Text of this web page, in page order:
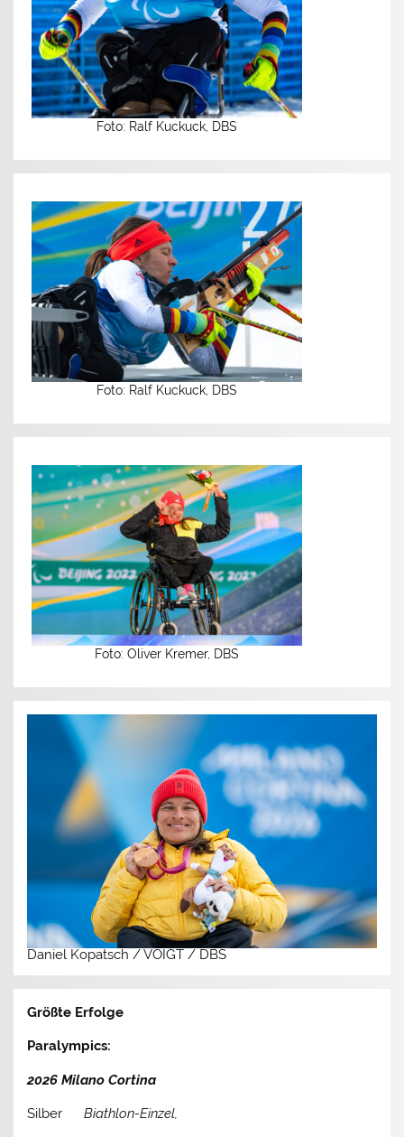
Foto: Ralf Kuckuck, DBS
Foto: Ralf Kuckuck, DBS
Foto: Oliver Kremer, DBS
Daniel Kopatsch / VOIGT / DBS
Größte Erfolge
Paralympics:
2026 Milano Cortina
SilberBiathlon-Einzel,